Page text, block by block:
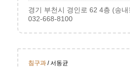
경기 부천시 경인로 62 4층 (송
032-668-8100
침구과/ 서동균